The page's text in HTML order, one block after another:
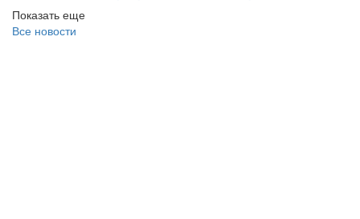
Показать еще
Все новости